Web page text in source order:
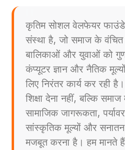
कृतिम सोशल वेलफेयर
संस्था है, जो समाज के वंचित
बालिकाओं और युवाओं को
कंप्यूटर ज्ञान और नैतिक
लिए निरंतर कार्य कर रही
शिक्षा देना नहीं, बल्कि
सामाजिक जागरूकता,
सांस्कृतिक मूल्यों और
मजबूत करना है। हम मानते